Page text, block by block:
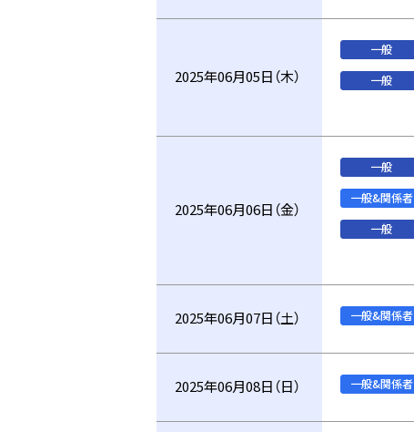
2025年06月05日（木）
一般
一般
2025年06月06日（金）
一般
一般&関係者
一般
2025年06月07日（土） 一般&関係者
2025年06月08日（日） 一般&関係者